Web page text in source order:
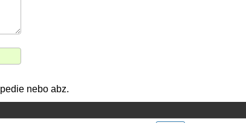
nebo abz.